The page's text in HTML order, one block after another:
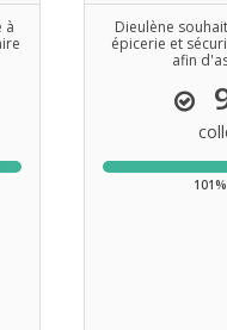
à
Dieulène
épicerie et
afin
101%